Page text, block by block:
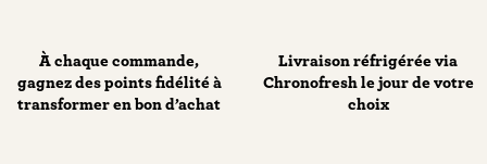
À chaque commande,
gagnez des points fidélité à
transformer en bon d’achat
Livraison réfrigérée via
Chronofresh le jour de votre
choix